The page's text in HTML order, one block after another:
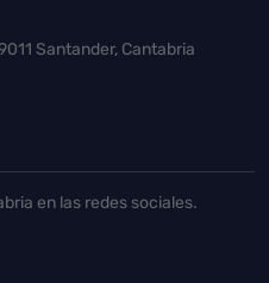
Santander, Cantabria
en las redes sociales.